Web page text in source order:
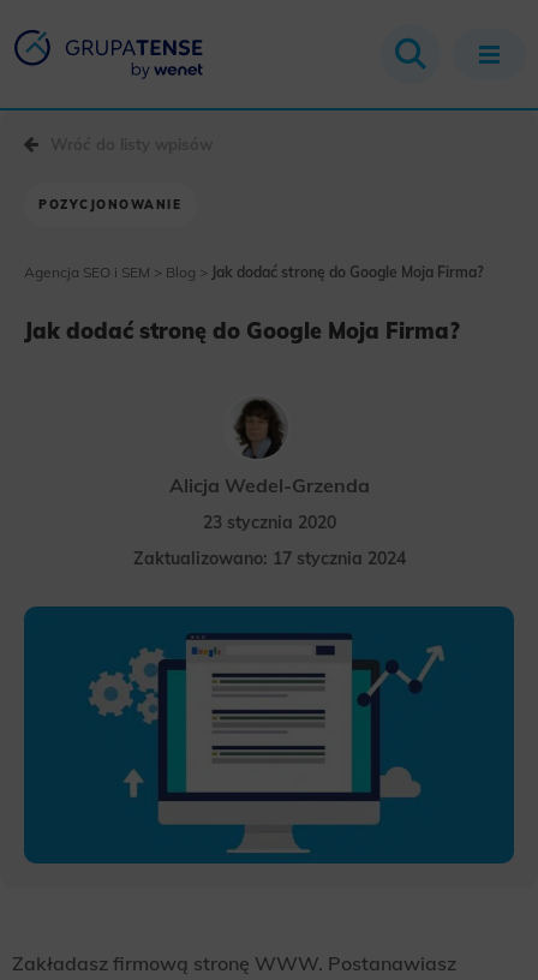
POZYCJONOWANIE
Agencja SEO i SEM > Blog > Jak dodać stronę do Google Moja Firma?
Jak dodać stronę do Google Moja Firma?
Alicja Wedel-Grzenda
23 stycznia 2020
Zaktualizowano: 17 stycznia 2024
Zakładasz firmową stronę WWW. Postanawiasz